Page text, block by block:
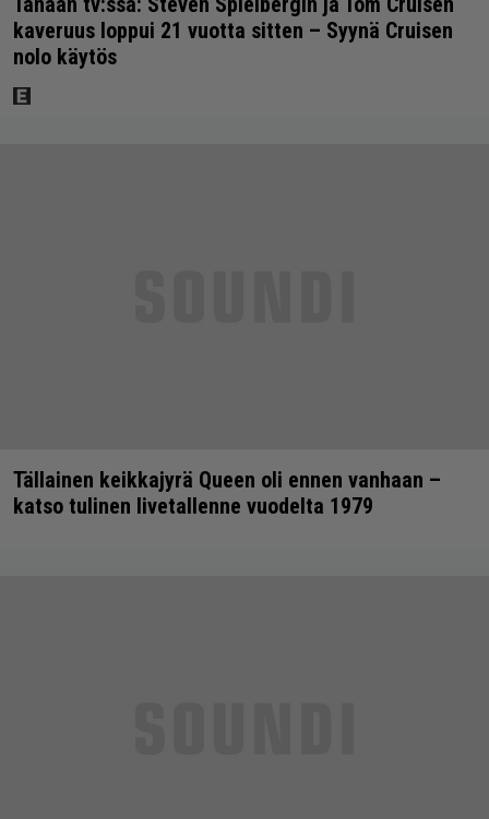
kaveruus loppui 21 vuotta sitten – Syynä Cruisen
nolo käytös
Tällainen keikkajyrä Queen oli ennen vanhaan –
katso tulinen livetallenne vuodelta 1979